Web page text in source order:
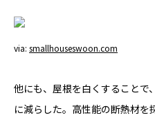
via: smallhouseswoon.com
他にも、屋根を白くすることで
に減らした。高性能の断熱材を